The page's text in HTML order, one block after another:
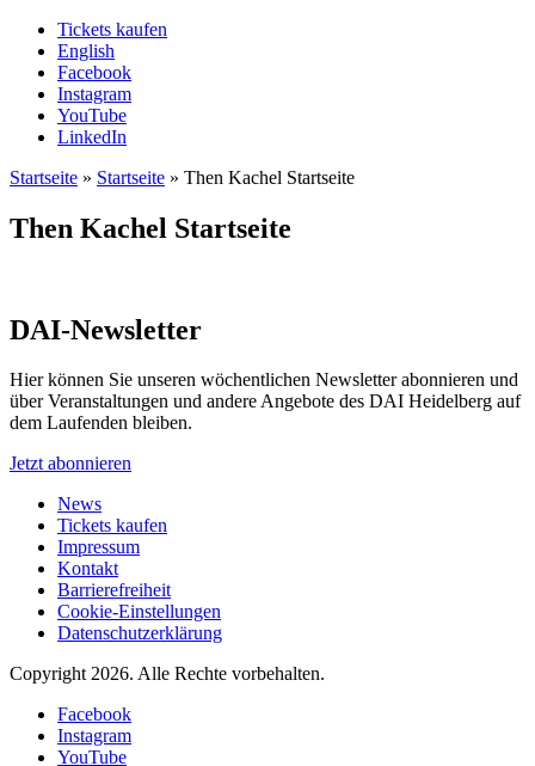
Tickets kaufen
English
Facebook
Instagram
YouTube
LinkedIn
Startseite » Startseite » Then Kachel Startseite
Then Kachel Startseite
DAI-Newsletter
Hier können Sie unseren wöchentlichen Newsletter abonnieren und
über Veranstaltungen und andere Angebote des DAI Heidelberg auf
dem Laufenden bleiben.
Jetzt abonnieren
News
Tickets kaufen
Impressum
Kontakt
Barrierefreiheit
Cookie-Einstellungen
Datenschutzerklärung
Copyright 2026. Alle Rechte vorbehalten.
Facebook
Instagram
YouTube